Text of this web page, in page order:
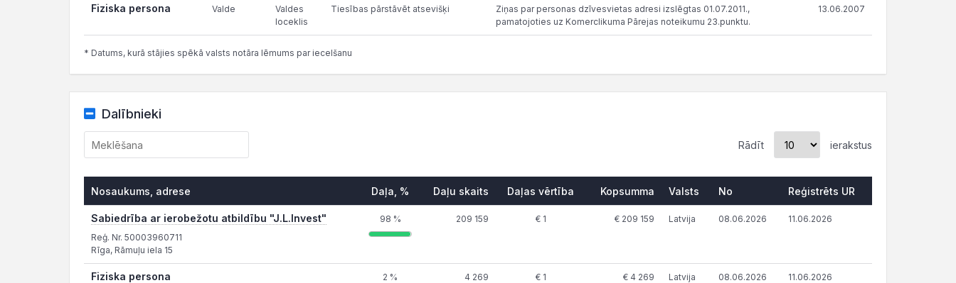
Fiziska persona Valde
Valdes
loceklis
Tiesības pārstāvēt atsevišķi
Ziņas par personas dzīvesvietas adresi izslēgtas 01.07.2011.,
pamatojoties uz Komerclikuma Pārejas noteikumu 23.punktu.
13.06.2007
* Datums, kurā stājies spēkā valsts notāra lēmums par iecelšanu
Dalībnieki
Rādīt ierakstus
Nosaukums, adrese Daļa, % Daļu skaits Daļas vērtība Kopsumma Valsts No Reģistrēts UR
Sabiedrība ar ierobežotu atbildību "J.L.Invest"
Reģ. Nr. 50003960711
Rīga, Rāmuļu iela 15
98 % 209 159 € 1 € 209 159 Latvija 08.06.2026 11.06.2026
Fiziska persona 2 % 4 269 € 1 € 4 269 Latvija 08.06.2026 11.06.2026